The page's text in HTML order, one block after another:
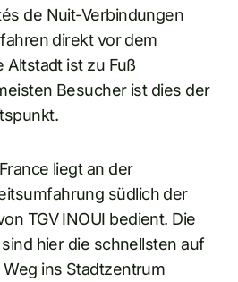
de Nuit-Verbindungen
direkt vor dem
Altstadt ist zu Fuß
Besucher ist dies der
liegt an der
südlich der
TGV INOUI bedient. Die
hier die schnellsten auf
ins Stadtzentrum